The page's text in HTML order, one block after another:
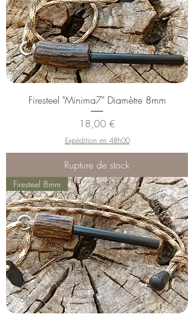
Firesteel "Minima7" Diamètre 8mm
Prix
18,00 €
Expédition en 48h00
Rupture de stock
Firesteel 8mm